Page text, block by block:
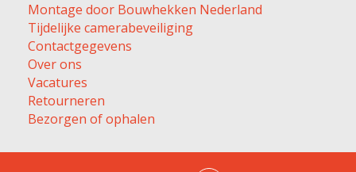
Montage door Bouwhekken Nederland
Tijdelijke camerabeveiliging
Contactgegevens
Over ons
Vacatures
Retourneren
Bezorgen of ophalen